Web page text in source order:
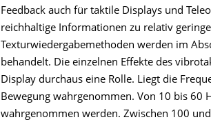
Feedback auch für taktile Displays und
reichhaltige Informationen zu relativ
Texturwiedergabemethoden werden im
behandelt. Die einzelnen Effekte des
Display durchaus eine Rolle. Liegt die
Bewegung wahrgenommen. Von 10 bis 60
wahrgenommen werden. Zwischen 100